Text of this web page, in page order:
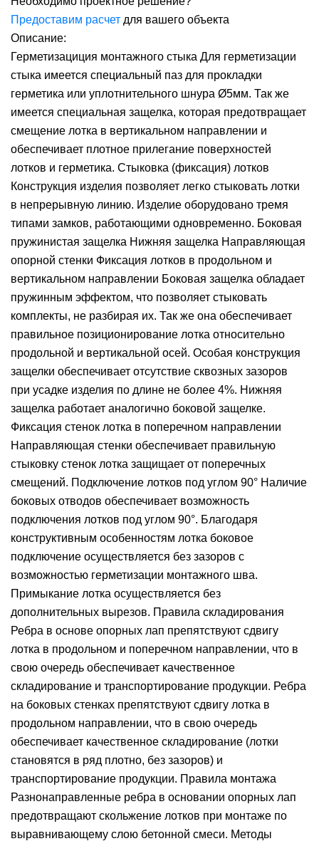
Предоставим расчет для вашего объекта
Описание:
Герметизациция монтажного стыка Для герметизации
стыка имеется специальный паз для прокладки
герметика или уплотнительного шнура Ø5мм. Так же
имеется специальная защелка, которая предотвращает
смещение лотка в вертикальном направлении и
обеспечивает плотное прилегание поверхностей
лотков и герметика. Стыковка (фиксация) лотков
Конструкция изделия позволяет легко стыковать лотки
в непрерывную линию. Изделие оборудовано тремя
типами замков, работающими одновременно. Боковая
пружинистая защелка Нижняя защелка Направляющая
опорной стенки Фиксация лотков в продольном и
вертикальном направлении Боковая защелка обладает
пружинным эффектом, что позволяет стыковать
комплекты, не разбирая их. Так же она обеспечивает
правильное позиционирование лотка относительно
продольной и вертикальной осей. Особая конструкция
защелки обеспечивает отсутствие сквозных зазоров
при усадке изделия по длине не более 4%. Нижняя
защелка работает аналогично боковой защелке.
Фиксация стенок лотка в поперечном направлении
Направляющая стенки обеспечивает правильную
стыковку стенок лотка защищает от поперечных
смещений. Подключение лотков под углом 90° Наличие
боковых отводов обеспечивает возможность
подключения лотков под углом 90°. Благодаря
конструктивным особенностям лотка боковое
подключение осуществляется без зазоров с
возможностью герметизации монтажного шва.
Примыкание лотка осуществляется без
дополнительных вырезов. Правила складирования
Ребра в основе опорных лап препятствуют сдвигу
лотка в продольном и поперечном направлении, что в
свою очередь обеспечивает качественное
складирование и транспортирование продукции. Ребра
на боковых стенках препятствуют сдвигу лотка в
продольном направлении, что в свою очередь
обеспечивает качественное складирование (лотки
становятся в ряд плотно, без зазоров) и
транспортирование продукции. Правила монтажа
Разнонаправленные ребра в основании опорных лап
предотвращают скольжение лотков при монтаже по
выравнивающему слою бетонной смеси. Методы